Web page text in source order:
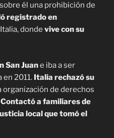
él una prohibición de
registrado en
donde vive con su
San Juane iba a ser
2011. Italia rechazó su
organización de derechos
Contactó a familiares de
local que tomó el